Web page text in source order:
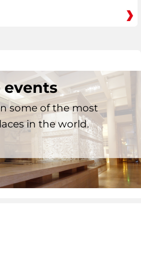
events
some of the most
in the world.